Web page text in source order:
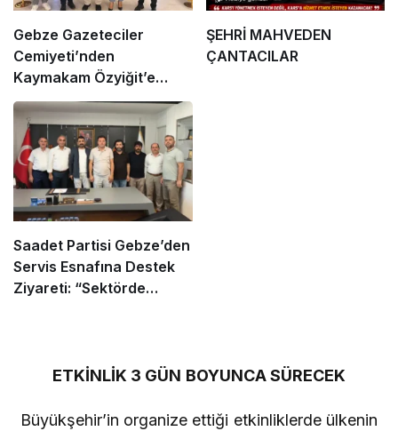
Gebze Gazeteciler
Cemiyeti’nden
Kaymakam Özyiğit’e
Ziyaret
ŞEHRİ MAHVEDEN
ÇANTACILAR
Saadet Partisi Gebze’den
Servis Esnafına Destek
Ziyareti: “Sektörde
ETKİNLİK 3 GÜN BOYUNCA SÜRECEK
Büyükşehir’in organize ettiği etkinliklerde ülkenin